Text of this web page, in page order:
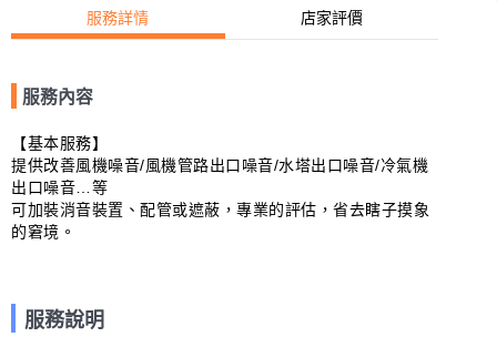
服務詳情 店家評價
服務內容
【基本服務】
提供改善風機噪音/風機管路出口噪音/水塔出口噪音/冷氣機
出口噪音…等
可加裝消音裝置、配管或遮蔽，專業的評估，省去瞎子摸象
的窘境。
服務說明